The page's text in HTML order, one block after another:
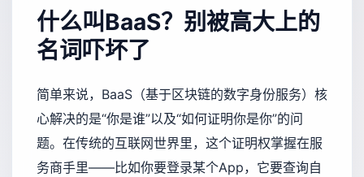
什么叫BaaS？别被高大上的
名词吓坏了
简单来说，BaaS（基于区块链的数字身份服务）核
心解决的是“你是谁”以及“如何证明你是你”的问
题。在传统的互联网世界里，这个证明权掌握在服
务商手里——比如你要登录某个App，它要查询自